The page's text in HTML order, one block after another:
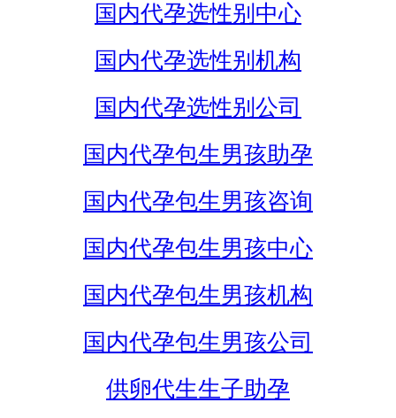
国内代孕选性别中心
国内代孕选性别机构
国内代孕选性别公司
国内代孕包生男孩助孕
国内代孕包生男孩咨询
国内代孕包生男孩中心
国内代孕包生男孩机构
国内代孕包生男孩公司
供卵代生生子助孕